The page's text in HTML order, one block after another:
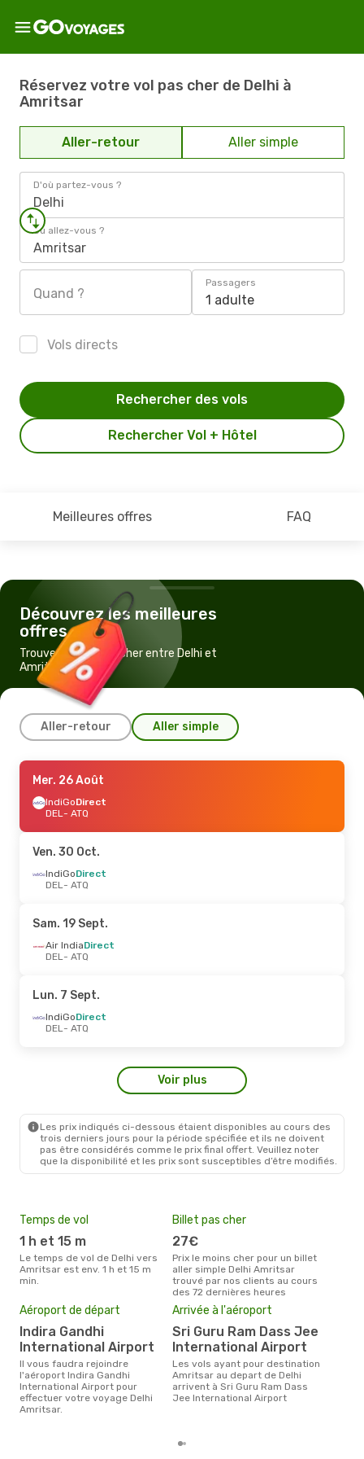
Réservez votre vol pas cher de Delhi à
Amritsar
Aller-retour Aller simple
D'où partez-vous ?
Delhi
Où allez-vous ?
Amritsar
Quand ?
Passagers
1 adulte
Vols directs
Rechercher Vol + Hôtel
Rechercher des vols
Meilleures offres FAQ
Découvrez les meilleures
offres
Trouvez un vol pas cher entre Delhi et
Amritsar
Aller-retour Aller simple
Ven. 18 Sept.
IndiGoDirect
DEL- ATQ
ATQ- DEL
Jeu. 20 Août
IndiGo Direct
ATQ - DEL
Mer. 26 Août
IndiGoDirect
DEL- ATQ
Ven. 30 Oct.
IndiGoDirect
DEL- ATQ
Sam. 19 Sept.
Air IndiaDirect
DEL- ATQ
Lun. 7 Sept.
IndiGoDirect
DEL- ATQ
Voir plus
Les prix indiqués ci-dessous étaient disponibles au cours des
trois derniers jours pour la période spécifiée et ils ne doivent
pas être considérés comme le prix final offert. Veuillez noter
que la disponibilité et les prix sont susceptibles d’être modifiés.
Temps de vol
1 h et 15 m
Le temps de vol de Delhi vers
Amritsar est env. 1 h et 15 m
min.
Billet pas cher
27€
Prix le moins cher pour un billet
aller simple Delhi Amritsar
trouvé par nos clients au cours
des 72 dernières heures
Aéroport de départ
International Airport
Il vous faudra rejoindre
l'aéroport Indira Gandhi
International Airport pour
effectuer votre voyage Delhi
Amritsar.
Arrivée à l'aéroport
Sri Guru Ram Dass Jee
International Airport
Les vols ayant pour destination
Amritsar au depart de Delhi
arrivent à Sri Guru Ram Dass
Jee International Airport